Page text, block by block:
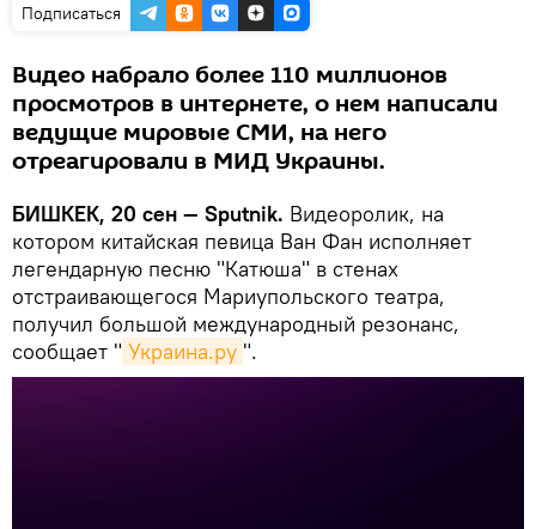
Подписаться
Видео набрало более 110 миллионов
просмотров в интернете, о нем написали
ведущие мировые СМИ, на него
отреагировали в МИД Украины.
БИШКЕК, 20 сен — Sputnik. Видеоролик, на
котором китайская певица Ван Фан исполняет
легендарную песню "Катюша" в стенах
отстраивающегося Мариупольского театра,
получил большой международный резонанс,
сообщает " Украина.ру ".